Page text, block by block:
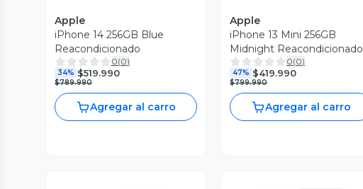
Apple
iPhone 14 256GB Blue
Reacondicionado
0(0)
34% $519.990
$789.990
Agregar al carro
Apple
iPhone 13 Mini 256GB
Midnight Reacondicionado
0(0)
47% $419.990
$799.990
Agregar al carro